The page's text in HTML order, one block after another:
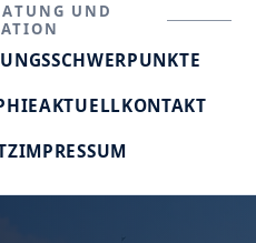
UND
AKTUELLKONTAKT
IMPRESSUM